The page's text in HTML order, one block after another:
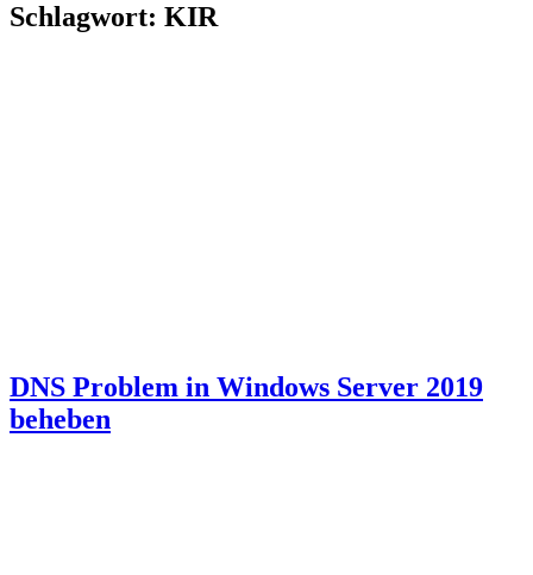
Schlagwort: KIR
DNS Problem in Windows Server 2019
beheben